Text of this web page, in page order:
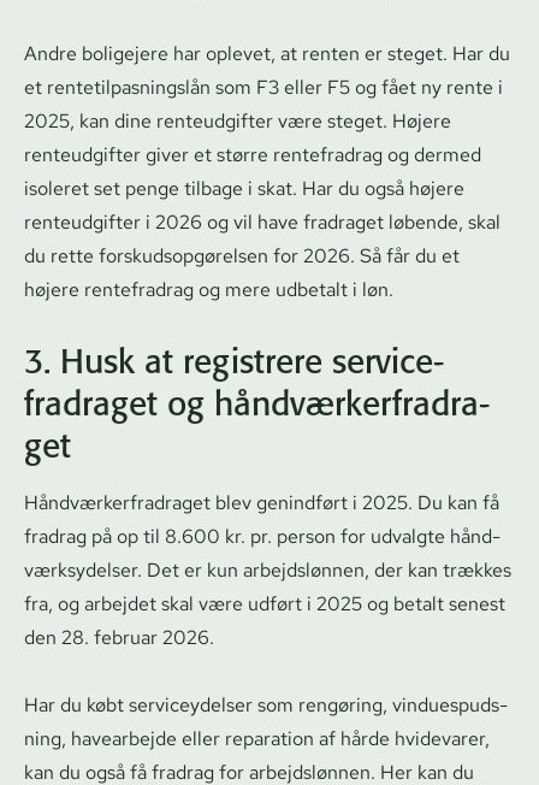
Andre boligejere har oplevet, at renten er steget. Har du
et ren­te­til­pas­ning­s­lån som F3 eller F5 og fået ny rente i
2025, kan dine renteudgifter være steget. Højere
renteudgifter giver et større rentefradrag og dermed
isoleret set penge tilbage i skat. Har du også højere
renteudgifter i 2026 og vil have fradraget løbende, skal
du rette forskuds­op­gø­rel­sen for 2026. Så får du et
højere rentefradrag og mere udbetalt i løn.
3. Husk at registrere ser­vi­ce­
fradra­get og hånd­vær­ker­fradra­
get
Hånd­vær­ker­fradra­get blev genindført i 2025. Du kan få
fradrag på op til 8.600 kr. pr. person for udvalgte hånd­
værk­sy­del­ser. Det er kun arbejdslønnen, der kan trækkes
fra, og arbejdet skal være udført i 2025 og betalt senest
den 28. februar 2026.
Har du købt serviceydelser som rengøring, vin­du­es­puds­
ning, havearbejde eller reparation af hårde hvidevarer,
kan du også få fradrag for arbejdslønnen. Her kan du